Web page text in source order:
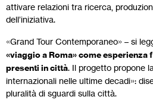
attivare relazioni tra ricerca,
dell’iniziativa.
«Grand Tour Contemporaneo» – si
«viaggio a Roma» come
presenti in città. Il progetto propone
internazionali nelle ultime decadi»:
pluralità di sguardi sulla città.